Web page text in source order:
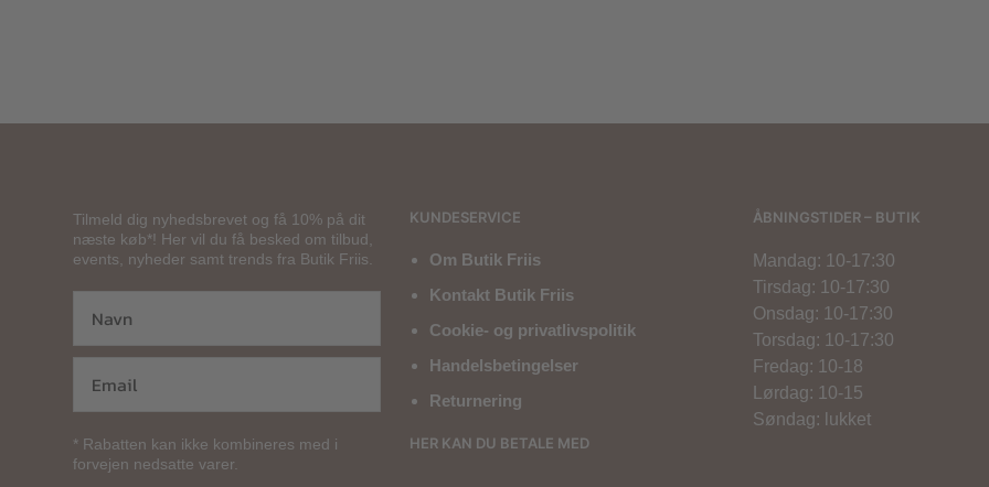
Tilmeld dig nyhedsbrevet og få 10% på dit
næste køb*! Her vil du få besked om tilbud,
events, nyheder samt trends fra Butik Friis.
* Rabatten kan ikke kombineres med i
forvejen nedsatte varer.
KUNDESERVICE
Om Butik Friis
Kontakt Butik Friis
Cookie- og privatlivspolitik
Handelsbetingelser
Returnering
HER KAN DU BETALE MED
ÅBNINGSTIDER – BUTIK
Mandag: 10-17:30
Tirsdag: 10-17:30
Onsdag: 10-17:30
Torsdag: 10-17:30
Fredag: 10-18
Lørdag: 10-15
Søndag: lukket